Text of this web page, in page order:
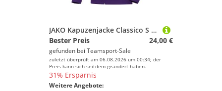
JAKO Kapuzenjacke Classico S Lila
Bester Preis
24,00 €
gefunden bei Teamsport-Sale
zuletzt überprüft am 06.08.2026 um 00:34; der
Preis kann sich seitdem geändert haben.
31% Ersparnis
Weitere Angebote: